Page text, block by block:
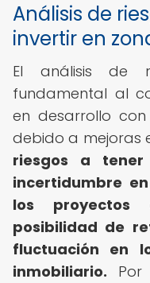
Análisis de
invertir en
El análisis de
fundamental al
en desarrollo
debido a mejoras
riesgos a
incertidumbre
los proyectos
posibilidad de
fluctuación en
inmobiliario. Por